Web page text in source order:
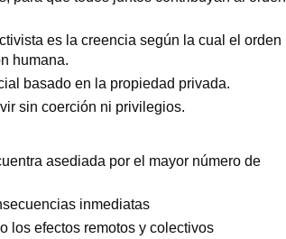
es la creencia según la cual el orden
humana.
basado en la propiedad privada.
sin coerción ni privilegios.
asediada por el mayor número de
inmediatas
los efectos remotos y colectivos